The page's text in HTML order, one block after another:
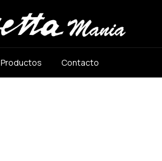
Productos Contacto